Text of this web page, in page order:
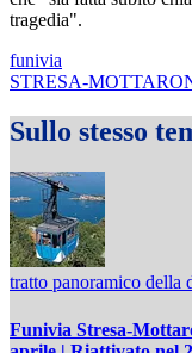
tragedia".
funivia
STRESA-
Sullo stesso
tratto panoramico della
Funivia Stresa-